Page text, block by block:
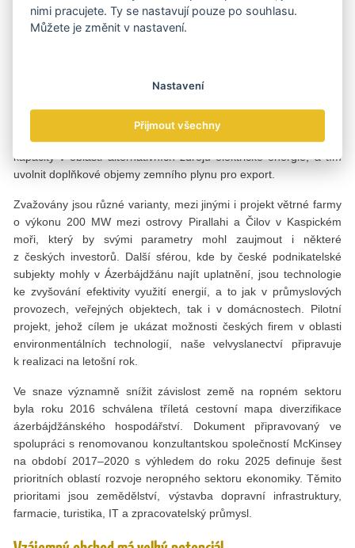
dokončena v průběhu roku 2018. Návazný plynovod TAP
s plánovanou kapacitou dalších 10 mld. m³ ročně by pak měl být
Deniz II na očekávanou úroveň 16 mld. m³ ročně bude postupný
kontrahovaných objemů zákazníkům. Vědom si existence tohoto
problému, Ázerbájdžán plánuje do roku 2020 výrazně posílit své
kapacity v oblasti alternativních zdrojů elektrické energie, a tím
uvolnit doplňkové objemy zemního plynu pro export.
Zvažovány jsou různé varianty, mezi jinými i projekt větrné farmy
o výkonu 200 MW mezi ostrovy Pirallahi a Čilov v Kaspickém
moři, který by svými parametry mohl zaujmout i některé
z českých investorů. Další sférou, kde by české podnikatelské
subjekty mohly v Ázerbájdžánu najít uplatnění, jsou technologie
ke zvyšování efektivity využití energií, a to jak v průmyslových
provozech, veřejných objektech, tak i v domácnostech. Pilotní
projekt, jehož cílem je ukázat možnosti českých firem v oblasti
environmentálních technologií, naše velvyslanectví připravuje
k realizaci na letošní rok.
Ve snaze významně snížit závislost země na ropném sektoru
byla roku 2016 schválena tříletá cestovní mapa diverzifikace
ázerbájdžánského hospodářství. Dokument připravovaný ve
spolupráci s renomovanou konzultantskou společností McKinsey
na období 2017–2020 s výhledem do roku 2025 definuje šest
prioritních oblastí rozvoje neropného sektoru ekonomiky. Těmito
prioritami jsou zemědělství, výstavba dopravní infrastruktury,
farmacie, turistika, IT a zpracovatelský průmysl.
nimi pracujete. Ty se nastavují pouze po souhlasu.
Můžete je změnit v nastavení.
Nastavení
Přijmout všechny